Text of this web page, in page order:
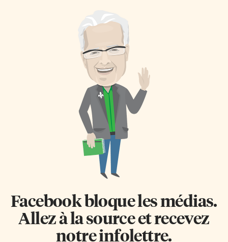
Facebook bloque les médias.
Allez à la source et recevez
notre infolettre.